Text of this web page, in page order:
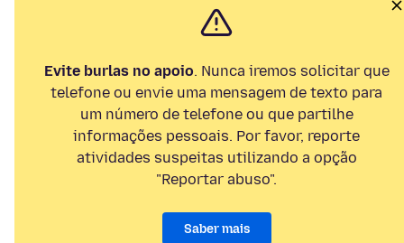
Evite burlas no apoio. Nunca iremos solicitar que
telefone ou envie uma mensagem de texto para
um número de telefone ou que partilhe
informações pessoais. Por favor, reporte
atividades suspeitas utilizando a opção
"Reportar abuso".
Saber mais